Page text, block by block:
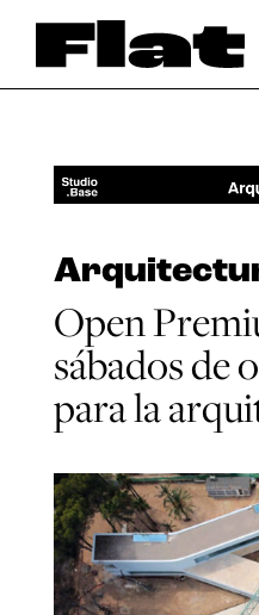
Open
sábados de
para la